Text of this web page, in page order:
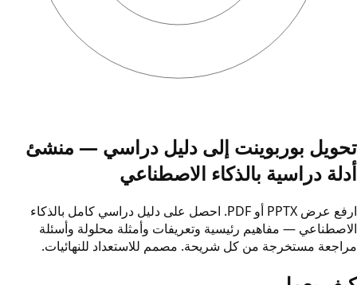
تحويل بوربوينت إلى دليل دراسي — منشئ
أدلة دراسية بالذكاء الاصطناعي
ارفع عرض PPTX أو PDF. احصل على دليل دراسي كامل بالذكاء
الاصطناعي — مفاهيم رئيسية وتعريفات وأمثلة محلولة وأسئلة
مراجعة مستخرجة من كل شريحة. مصمم للاستعداد للنهائيات.